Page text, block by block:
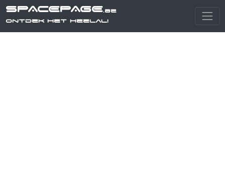
SPACEPAGE.be
Ontdek het heelal!